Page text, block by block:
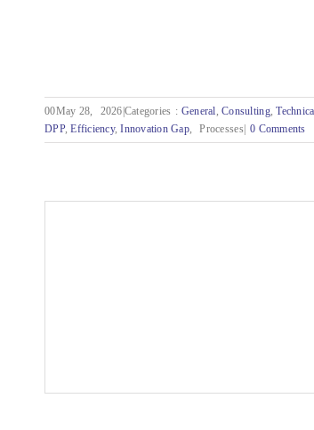
Drift Apart
00May 28, 2026|Categories : General,Consulting,
DPP,Efficiency,Innovation Gap, Processes| 0 Comments